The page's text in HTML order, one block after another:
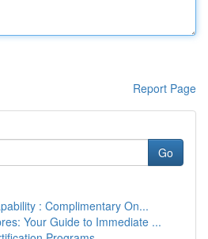
Report Page
Go
: Complimentary On...
Your Guide to Immediate ...